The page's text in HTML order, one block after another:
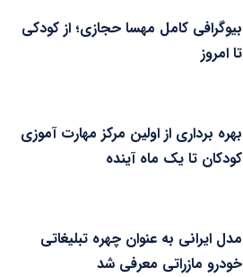
بیوگرافی کامل مهسا حجازی؛ از کودکی
تا امروز
بهره برداری از اولین مرکز مهارت آموزی
کودکان تا یک ماه آینده
مدل ایرانی به عنوان چهره تبلیغاتی
خودرو مازراتی معرفی شد